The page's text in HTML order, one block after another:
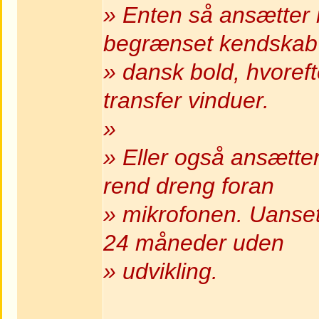
» Enten så ansætter
begrænset
» dansk bold,
transfer vinduer.
»
» Eller også
rend dreng foran
» mikrofonen.
24 måneder uden
» udvikling.